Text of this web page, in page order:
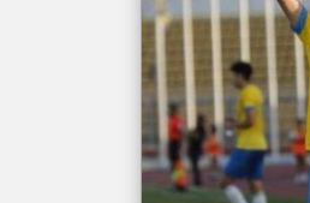
تغيير الدولة
مصادر الأخبار من فلسطين
اخبار فلسطين على مدار الساعة
أهم اخبار فلسطين العاجلة والمباشرة
klyoum.com